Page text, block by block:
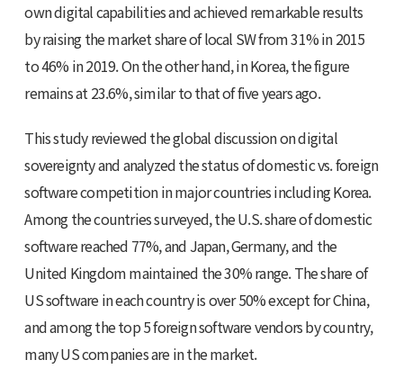
own digital capabilities and achieved remarkable results
by raising the market share of local SW from 31% in 2015
to 46% in 2019. On the other hand, in Korea, the figure
remains at 23.6%, similar to that of five years ago.
This study reviewed the global discussion on digital
sovereignty and analyzed the status of domestic vs. foreign
software competition in major countries including Korea.
Among the countries surveyed, the U.S. share of domestic
software reached 77%, and Japan, Germany, and the
United Kingdom maintained the 30% range. The share of
US software in each country is over 50% except for China,
and among the top 5 foreign software vendors by country,
many US companies are in the market.